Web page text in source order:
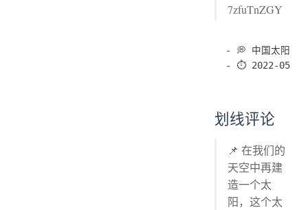
7zfuTnZGY
- 💭 中国太阳
划线评论
📌 在我们的
天空中再建
造一个太
阳，这个太